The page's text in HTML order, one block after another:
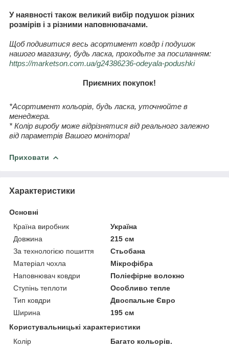
У наявності також великий вибір подушок різних
розмірів і з різними наповнювачами.
Щоб подивитися весь асортимент ковдр і подушок
нашого магазину, будь ласка, проходьте за посиланням:
https://marketson.com.ua/g24386236-odeyala-podushki
Приємних покупок!
*Асортимент кольорів, будь ласка, уточнюйте в
менеджера.
* Колір виробу може відрізнятися від реального залежно
від параметрів Вашого монітора!
Приховати
Характеристики
Основні
Країна виробник
Україна
Довжина
215 см
За технологією пошиття
Стьобана
Матеріал чохла
Мікрофібра
Наповнювач ковдри
Поліефірне волокно
Ступінь теплоти
Особливо тепле
Тип ковдри
Двоспальне Євро
Ширина
195 см
Користувальницькі характеристики
Колір
Багато кольорів.